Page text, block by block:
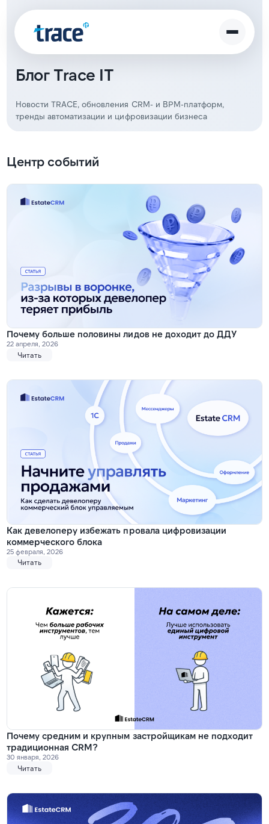
Блог Trace IT
Новости TRACE, обновления CRM- и BPM-платформ,
тренды автоматизации и цифровизации бизнеса
Центр событий
Почему больше половины лидов не доходит до ДДУ
22 апреля, 2026
Читать
Как девелоперу избежать провала цифровизации
коммерческого блока
25 февраля, 2026
Читать
Почему средним и крупным застройщикам не подходит
традиционная CRM?
30 января, 2026
Читать